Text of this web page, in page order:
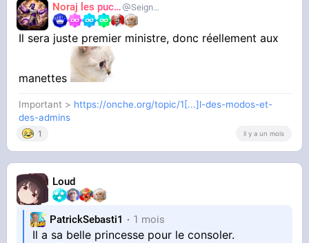
Noraj les pucix SeigneurCooler
Il sera juste premier ministre, donc réellement aux
manettes
Important > https://onche.org/topic/1[...]l-des-modos-et-
des-admins
1 il y a un mois
Loud
PatrickSebasti1 1 mois
Il a sa belle princesse pour le consoler.